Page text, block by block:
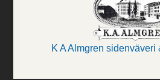
K A Almgren sidenväveri